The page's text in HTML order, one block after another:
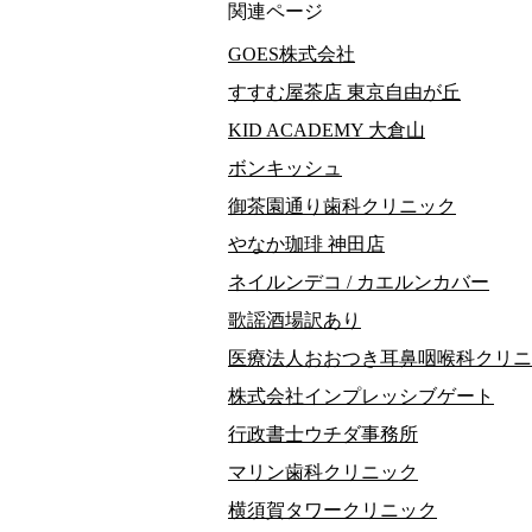
関連ページ
GOES株式会社
すすむ屋茶店 東京自由が丘
KID ACADEMY 大倉山
ボンキッシュ
御茶園通り歯科クリニック
やなか珈琲 神田店
ネイルンデコ / カエルンカバー
歌謡酒場訳あり
医療法人おおつき耳鼻咽喉科クリ
株式会社インプレッシブゲート
行政書士ウチダ事務所
マリン歯科クリニック
横須賀タワークリニック